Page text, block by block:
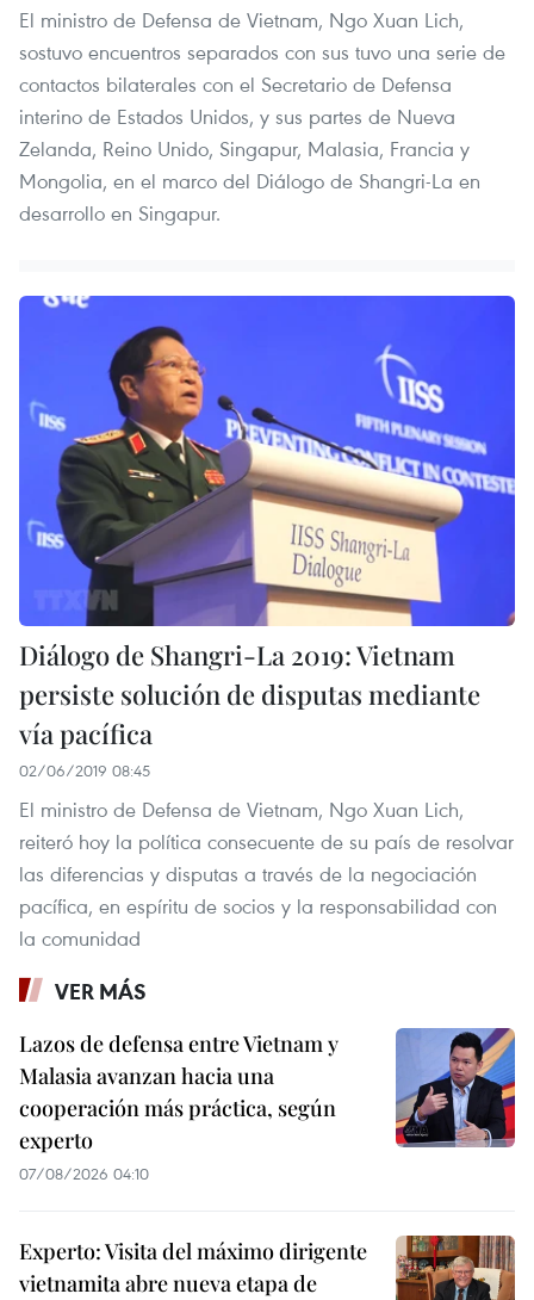
El ministro de Defensa de Vietnam, Ngo Xuan Lich,
sostuvo encuentros separados con sus tuvo una serie de
contactos bilaterales con el Secretario de Defensa
interino de Estados Unidos, y sus partes de Nueva
Zelanda, Reino Unido, Singapur, Malasia, Francia y
Mongolia, en el marco del Diálogo de Shangri-La en
desarrollo en Singapur.
Diálogo de Shangri-La 2019: Vietnam
persiste solución de disputas mediante
vía pacífica
02/06/2019 08:45
El ministro de Defensa de Vietnam, Ngo Xuan Lich,
reiteró hoy la política consecuente de su país de resolvar
las diferencias y disputas a través de la negociación
pacífica, en espíritu de socios y la responsabilidad con
la comunidad
VER MÁS
Lazos de defensa entre Vietnam y
Malasia avanzan hacia una
cooperación más práctica, según
experto
07/08/2026 04:10
Experto: Visita del máximo dirigente
vietnamita abre nueva etapa de